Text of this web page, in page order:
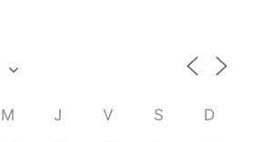
M J V S D